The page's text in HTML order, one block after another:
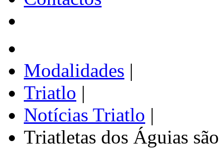
Modalidades |
Triatlo |
Notícias Triatlo |
Triatletas dos Águias